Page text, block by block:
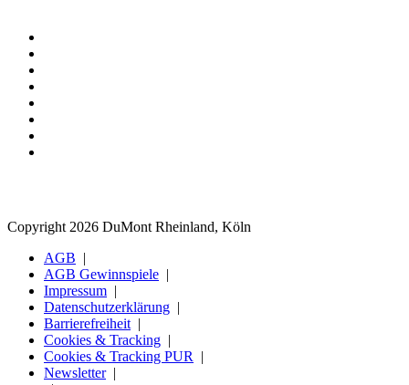
Copyright 2026 DuMont Rheinland, Köln
AGB
AGB Gewinnspiele
Impressum
Datenschutzerklärung
Barrierefreiheit
Cookies & Tracking
Cookies & Tracking PUR
Newsletter